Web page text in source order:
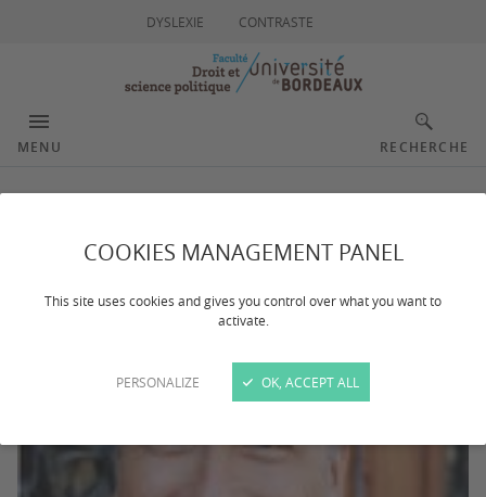
COOKIES MANAGEMENT PANEL
This site uses cookies and gives you control over what you want to
activate.
PERSONALIZE OK, ACCEPT ALL
DYSLEXIE CONTRASTE
MENU RECHERCHE
Flavier Hugo